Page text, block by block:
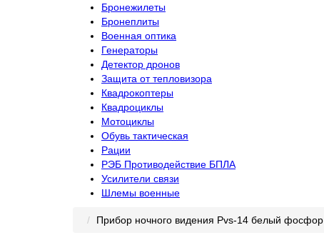
Бронежилеты
Бронеплиты
Военная оптика
Генераторы
Детектор дронов
Защита от тепловизора
Квадрокоптеры
Квадроциклы
Мотоциклы
Обувь тактическая
Рации
РЭБ Противодействие БПЛА
Усилители связи
Шлемы военные
Прибор ночного видения Pvs-14 белый фосфор